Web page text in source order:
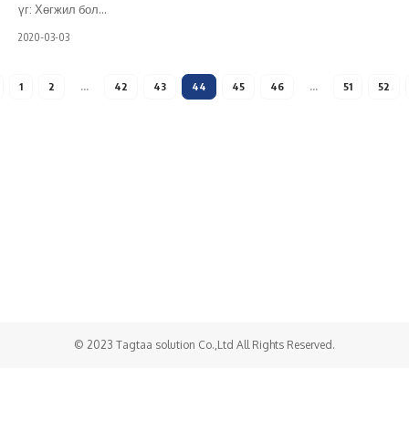
үг: Хөгжил бол…
2020-03-03
1 2 … 42 43 44 45 46 … 51 52
© 2023 Tagtaa solution Co.,Ltd All Rights Reserved.